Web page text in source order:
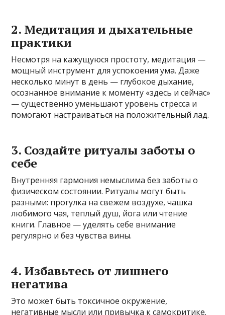
2. Медитация и дыхательные
практики
Несмотря на кажущуюся простоту, медитация —
мощный инструмент для успокоения ума. Даже
несколько минут в день — глубокое дыхание,
осознанное внимание к моменту «здесь и сейчас»
— существенно уменьшают уровень стресса и
помогают настраиваться на положительный лад.
3. Создайте ритуалы заботы о
себе
Внутренняя гармония немыслима без заботы о
физическом состоянии. Ритуалы могут быть
разными: прогулка на свежем воздухе, чашка
любимого чая, теплый душ, йога или чтение
книги. Главное — уделять себе внимание
регулярно и без чувства вины.
4. Избавьтесь от лишнего
негатива
Это может быть токсичное окружение,
негативные мысли или привычка к самокритике.